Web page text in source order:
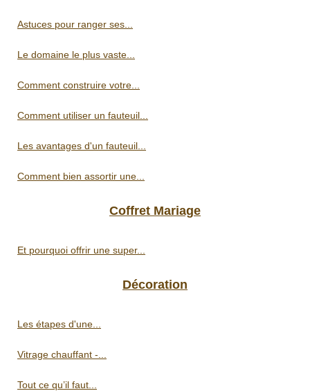
Astuces pour ranger ses...
Le domaine le plus vaste...
Comment construire votre...
Comment utiliser un fauteuil...
Les avantages d'un fauteuil...
Comment bien assortir une...
Coffret Mariage
Et pourquoi offrir une super...
Décoration
Les étapes d'une...
Vitrage chauffant -...
Tout ce qu’il faut...